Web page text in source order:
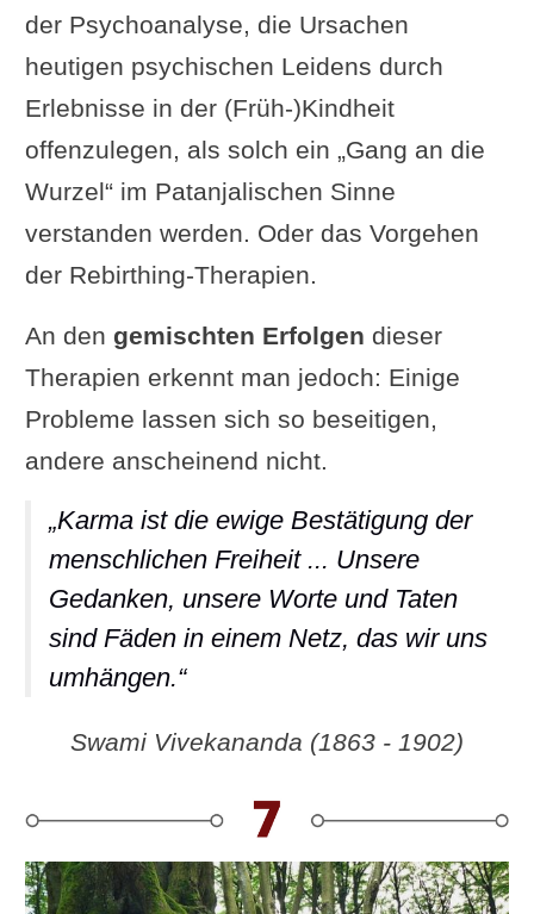
der Psychoanalyse, die Ursachen
heutigen psychischen Leidens durch
Erlebnisse in der (Früh-)Kindheit
offenzulegen, als solch ein „Gang an die
Wurzel“ im Patanjalischen Sinne
verstanden werden. Oder das Vorgehen
der Rebirthing-Therapien.
An den gemischten Erfolgen dieser
Therapien erkennt man jedoch: Einige
Probleme lassen sich so beseitigen,
andere anscheinend nicht.
„Karma ist die ewige Bestätigung der
menschlichen Freiheit ... Unsere
Gedanken, unsere Worte und Taten
sind Fäden in einem Netz, das wir uns
umhängen.“
Swami Vivekananda (1863 - 1902)